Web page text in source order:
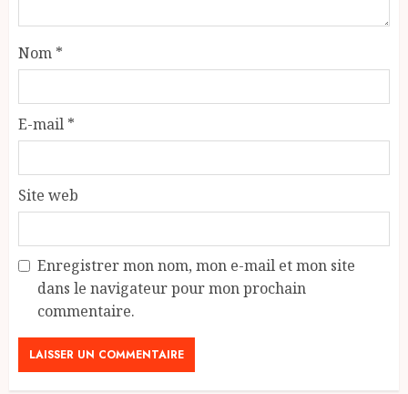
Nom *
E-mail *
Site web
Enregistrer mon nom, mon e-mail et mon site
dans le navigateur pour mon prochain
commentaire.